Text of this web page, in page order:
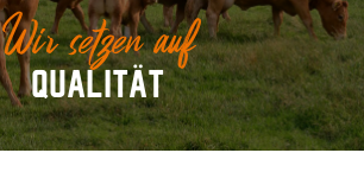
Wir setzen auf
Qualität